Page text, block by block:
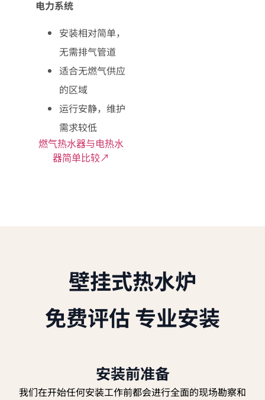
电力系统
安装相对简单，
无需排气管道
适合无燃气供应
的区域
运行安静，维护
需求较低
燃气热水器与电热水
器简单比较↗
壁挂式热水炉
免费评估 专业安装
安装前准备
我们在开始任何安装工作前都会进行全面的现场勘察和